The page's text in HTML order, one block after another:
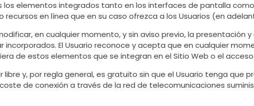
los elementos integrados tanto en los interfaces de pantalla
en línea que en su caso ofrezca a los Usuarios (en
en cualquier momento, y sin aviso previo, la presentación
El Usuario reconoce y acepta que en cualquier
de estos elementos que se integran en el Sitio Web o el
libre y, por regla general, es gratuito sin que el Usuario tenga que
de conexión a través de la red de telecomunicaciones